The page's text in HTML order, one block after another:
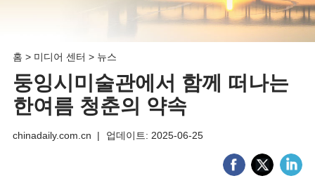
홈 > 미디어 센터 > 뉴스
둥잉시미술관에서 함께 떠나는
한여름 청춘의 약속
chinadaily.com.cn | 업데이트: 2025-06-25